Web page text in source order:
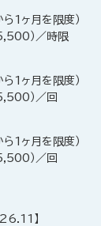
1ヶ月を限度）
）／時限
1ヶ月を限度）
）／回
1ヶ月を限度）
）／回
】